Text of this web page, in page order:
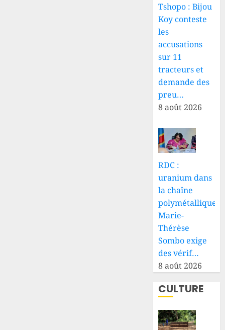
Tshopo : Bijou
Koy conteste
les
accusations
sur 11
tracteurs et
demande des
preu…
8 août 2026
RDC :
uranium dans
la chaîne
polymétallique,
Marie-
Thérèse
Sombo exige
des vérif…
8 août 2026
CULTURE